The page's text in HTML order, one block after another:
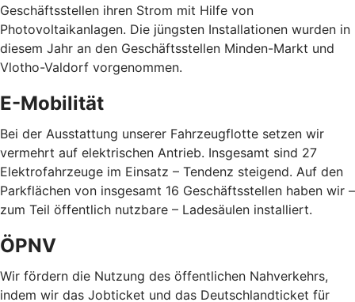
Geschäftsstellen ihren Strom mit Hilfe von
Photovoltaikanlagen. Die jüngsten Installationen wurden in
diesem Jahr an den Geschäftsstellen Minden-Markt und
Vlotho-Valdorf vorgenommen.
E-Mobilität
Bei der Ausstattung unserer Fahrzeugflotte setzen wir
vermehrt auf elektrischen Antrieb. Insgesamt sind 27
Elektrofahrzeuge im Einsatz – Tendenz steigend. Auf den
Parkflächen von insgesamt 16 Geschäftsstellen haben wir –
zum Teil öffentlich nutzbare – Ladesäulen installiert.
ÖPNV
Wir fördern die Nutzung des öffentlichen Nahverkehrs,
indem wir das Jobticket und das Deutschlandticket für